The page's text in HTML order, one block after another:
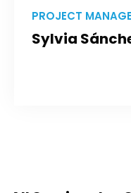
PROJECT
Sylvia